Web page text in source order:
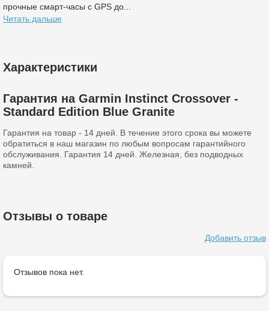
прочные смарт-часы с GPS до...
Читать дальше
Характеристики
Гарантия на Garmin Instinct Crossover -
Standard Edition Blue Granite
Гарантия на товар - 14 дней. В течение этого срока вы можете
обратиться в наш магазин по любым вопросам гарантийного
обслуживания. Гарантия 14 дней. Железная, без подводных
камней.
Отзывы о товаре
Добавить отзыв
Отзывов пока нет.